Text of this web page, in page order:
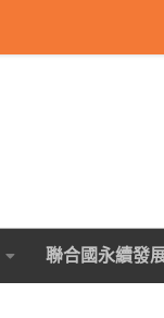
聯合國永續發